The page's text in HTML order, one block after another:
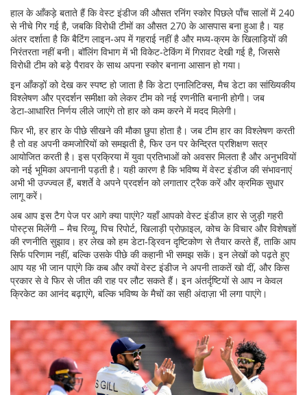
हाल के आँकड़े बताते हैं कि वेस्ट इंडीज की औसत रनिंग स्कोर पिछले पाँच सालों में 240
से नीचे गिर गई है, जबकि विरोधी टीमों का औसत 270 के आसपास बना हुआ है। यह
अंतर दर्शाता है कि बैटिंग लाइन‑अप में गहराई नहीं है और मध्य‑क्रम के खिलाड़ियों की
निरंतरता नहीं बनी। बॉलिंग विभाग में भी विकेट‑टेकिंग में गिरावट देखी गई है, जिससे
विरोधी टीम को बड़े पैरावर के साथ अपना स्कोर बनाना आसान हो गया।
इन आँकड़ों को देख कर स्पष्ट हो जाता है किडेटा एनालिटिक्स, मैच डेटा का सांख्यिकीय
विश्लेषण और प्रदर्शन समीक्षाको लेकर टीम को नई रणनीति बनानी होगी। जब
डेटा‑आधारित निर्णय लीले जाएंगे तो हार को कम करने में मदद मिलेगी।
फिर भी, हर हार के पीछे सीखने की मौका छुपा होता है। जब टीम हार का विश्लेषण करती
है तो वह अपनी कमजोरियों को समझती है, फिर उन पर केन्द्रित प्रशिक्षण सत्र
आयोजित करती है। इस प्रक्रिया में युवा प्रतिभाओं को अवसर मिलता है और अनुभवियों
को नई भूमिका अपनानी पड़ती है। यही कारण है कि भविष्य में वेस्ट इंडीज की संभावनाएं
अभी भी उज्ज्वल हैं, बशर्ते वे अपने प्रदर्शन को लगातार ट्रैक करें और क्रमिक सुधार
लागू करें।
अब आप इस टैग पेज पर आगे क्या पाएंगे? यहाँ आपको वेस्ट इंडीज हार से जुड़ी गहरी
पोस्ट्स मिलेंगी – मैच रिव्यू, पिच रिपोर्ट, खिलाड़ी प्रोफ़ाइल, कोच के विचार और विशेषज्ञों
की रणनीति सुझाव। हर लेख को हम डेटा‑ड्रिवन दृष्टिकोण से तैयार करते हैं, ताकि आप
सिर्फ परिणाम नहीं, बल्कि उसके पीछे की कहानी भी समझ सकें। इन लेखों को पढ़ते हुए
आप यह भी जान पाएंगे कि कब और क्यों वेस्ट इंडीज ने अपनी ताकतें खो दीं, और किस
प्रकार से वे फिर से जीत की राह पर लौट सकते हैं। इन अंतर्दृष्टियों से आप न केवल
क्रिकेट का आनंद बढ़ाएंगे, बल्कि भविष्य के मैचों का सही अंदाज़ा भी लगा पाएंगे।